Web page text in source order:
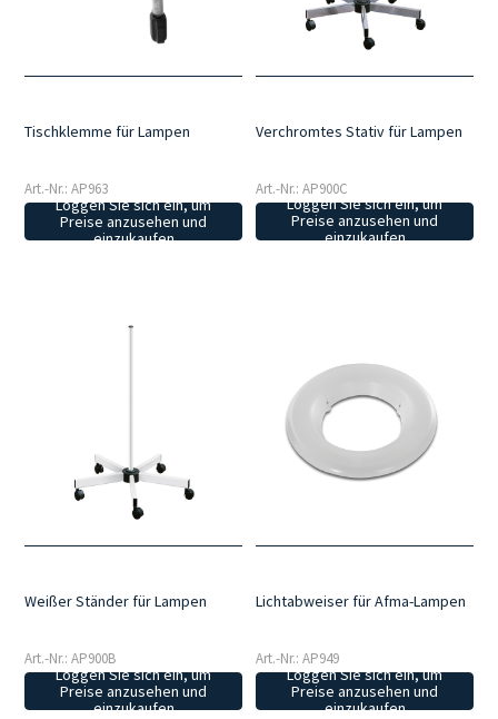
Tischklemme für Lampen
Art.-Nr.: AP963
Loggen Sie sich ein, um
Preise anzusehen und
einzukaufen
Verchromtes Stativ für Lampen
Art.-Nr.: AP900C
Loggen Sie sich ein, um
Preise anzusehen und
einzukaufen
Weißer Ständer für Lampen
Art.-Nr.: AP900B
Loggen Sie sich ein, um
Preise anzusehen und
einzukaufen
Lichtabweiser für Afma-Lampen
Art.-Nr.: AP949
Loggen Sie sich ein, um
Preise anzusehen und
einzukaufen